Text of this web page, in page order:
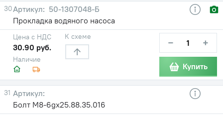
30
50-1307048-Б
Прокладка водяного насоса
Наличие
Цена с НДС
30.90 руб.
К схеме − +
Купить
31
Болт М8-6gx25.88.35.016